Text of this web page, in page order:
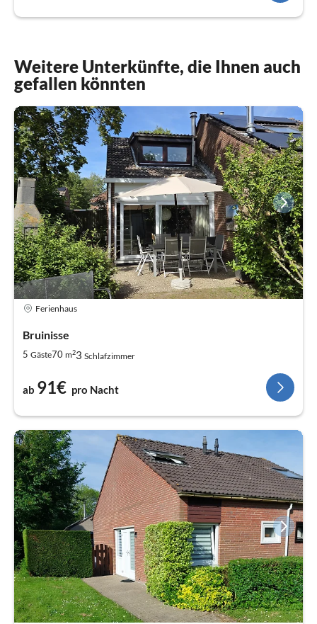
Weitere Unterkünfte, die Ihnen auch
gefallen könnten
Ferienhaus
Bruinisse
5 Gäste70 m23 Schlafzimmer
ab 91€ pro Nacht